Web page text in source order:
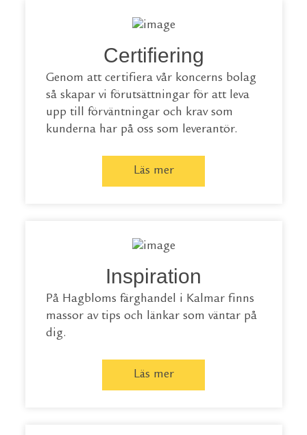
Certifiering
Genom att certifiera vår koncerns bolag
så skapar vi förutsättningar för att leva
upp till förväntningar och krav som
kunderna har på oss som leverantör.
Läs mer
Inspiration
På Hagbloms färghandel i Kalmar finns
massor av tips och länkar som väntar på
dig.
Läs mer